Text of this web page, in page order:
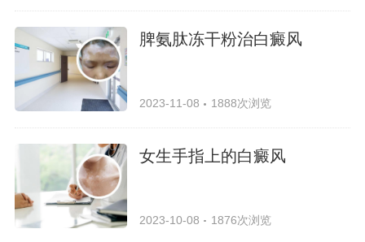
脾氨肽冻干粉治白癜风
2023-11-08 1888次浏览
女生手指上的白癜风
2023-10-08 1876次浏览